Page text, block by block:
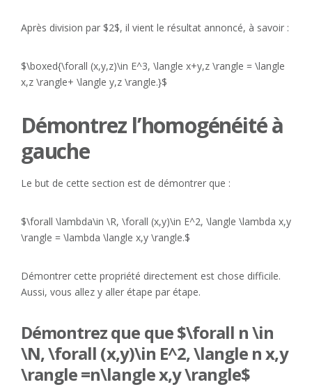
Après division par $2$, il vient le résultat annoncé, à savoir :
$\boxed{\forall (x,y,z)\in E^3, \langle x+y,z \rangle = \langle
x,z \rangle+ \langle y,z \rangle.}$
Démontrez l’homogénéité à
gauche
Le but de cette section est de démontrer que :
$\forall \lambda\in \R, \forall (x,y)\in E^2, \langle \lambda x,y
\rangle = \lambda \langle x,y \rangle.$
Démontrer cette propriété directement est chose difficile.
Aussi, vous allez y aller étape par étape.
Démontrez que que $\forall n \in
\N, \forall (x,y)\in E^2, \langle n x,y
\rangle =n\langle x,y \rangle$